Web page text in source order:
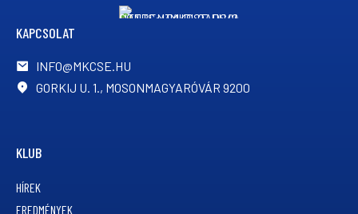
KAPCSOLAT
INFO@MKCSE.HU
GORKIJ U. 1., MOSONMAGYARÓVÁR 9200
KLUB
HÍREK
EREDMÉNYEK